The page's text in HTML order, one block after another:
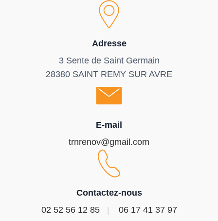
Adresse
3 Sente de Saint Germain
28380 SAINT REMY SUR AVRE
E-mail
trnrenov@gmail.com
Contactez-nous
02 52 56 12 85
06 17 41 37 97